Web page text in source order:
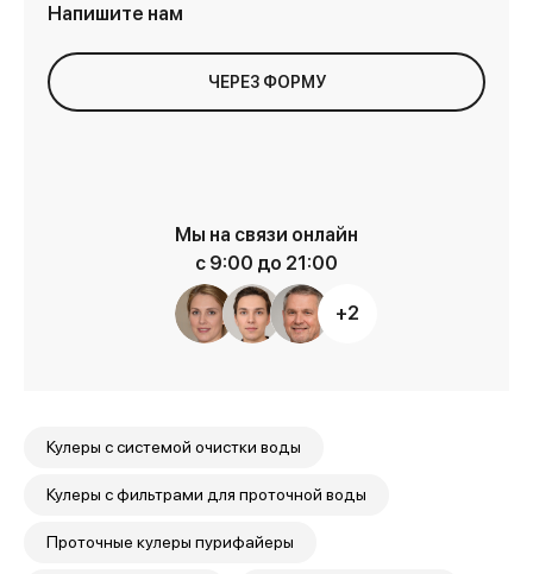
Напишите нам
ЧЕРЕЗ ФОРМУ
Мы на связи онлайн
с 9:00 до 21:00
+2
Кулеры с системой очистки воды
Кулеры с фильтрами для проточной воды
Проточные кулеры пурифайеры